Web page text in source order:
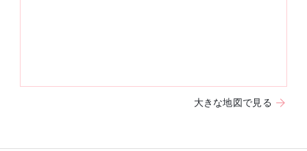
大きな地図で見る